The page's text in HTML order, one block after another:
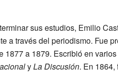
sus estudios, Emilio
a través del periodismo. Fue
1877 a 1879. Escribió en
yLa Discusión. En 1864,